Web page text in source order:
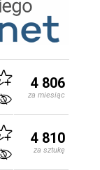
4 806
za miesiąc
4 810
za sztukę